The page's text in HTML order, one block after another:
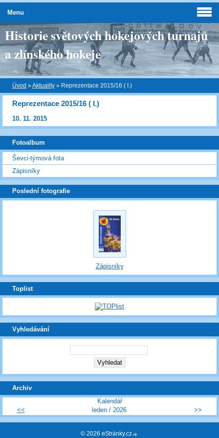
Historie světových hokejových turnajů
a zlínského hokeje
Úvod »Aktuality » Reprezentace 2015/16 ( I.)
Reprezentace 2015/16 ( I.)
10. 11. 2015
Menu
Fotoalbum
Ševci-týmová fota
Zápisníky
Poslední fotografie
Zápisníky
Toplist
Vyhledávání
Archiv
Kalendář
<<
leden / 2026 >>
© 2026 eStránky.cz